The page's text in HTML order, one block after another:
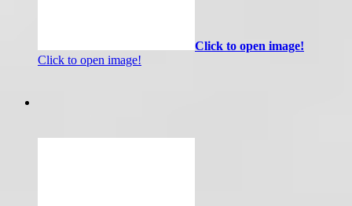
Click to open image!
Click to open image!